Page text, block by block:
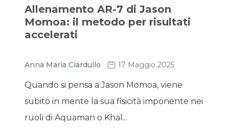
Allenamento AR-7 di Jason
Momoa: il metodo per risultati
accelerati
Anna Maria Ciardullo 17 Maggio 2025
Quando si pensa a Jason Momoa, viene
subito in mente la sua fisicità imponente nei
ruoli di Aquaman o Khal...